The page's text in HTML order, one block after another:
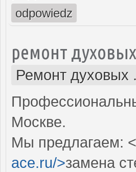
odpowiedz
ремонт
Ремонт духовых
Москве.
Мы предлагаем:
ace.ru/>замена